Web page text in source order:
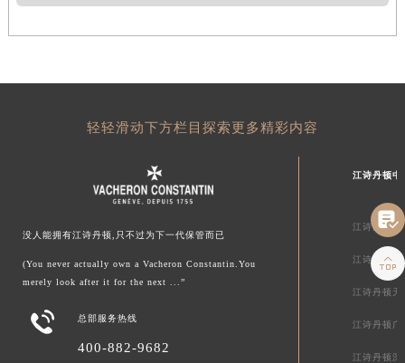
轻轻滑动下方栏目探索更多精彩内容
没人能拥有江诗丹顿,只不过为下一代保管而已
(You never actually own a Vacheron Constantin.You
merely look after it for the next ...”
 总部服务热线
400-882-9682
江诗丹顿中
江诗丹顿北
江诗丹顿上
江诗丹顿天
江诗丹顿广
江诗丹顿深

